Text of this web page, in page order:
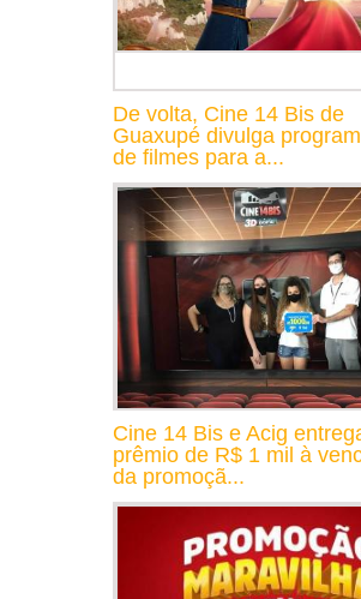
De volta, Cine 14 Bis de
Guaxupé divulga
de filmes para a...
Cine 14 Bis e Acig
prêmio de R$ 1 mil à
da promoçã...